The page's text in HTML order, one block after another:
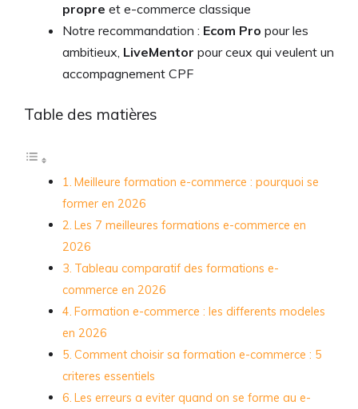
propre et e-commerce classique
Notre recommandation : Ecom Pro pour les
ambitieux, LiveMentor pour ceux qui veulent un
accompagnement CPF
Table des matières
Meilleure formation e-commerce : pourquoi se
former en 2026
Les 7 meilleures formations e-commerce en
2026
Tableau comparatif des formations e-
commerce en 2026
Formation e-commerce : les differents modeles
en 2026
Comment choisir sa formation e-commerce : 5
criteres essentiels
Les erreurs a eviter quand on se forme au e-